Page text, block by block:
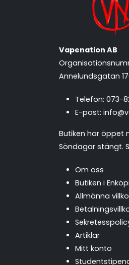
Vapenation AB
Annelundsgatan
Telefon: 073-
E-post:
Butiken har öppet
Söndagar stängt.
Om oss
Butiken i
Allmänna
Artiklar
Mitt konto